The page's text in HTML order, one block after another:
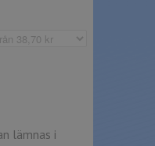
lämnas i